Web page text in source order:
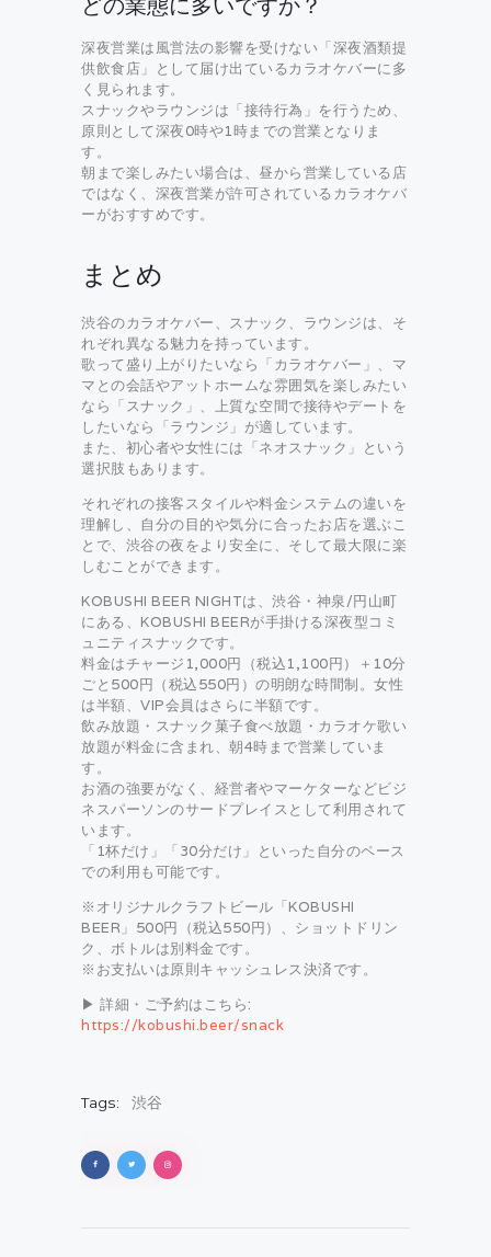
どの業態に多いですか？
深夜営業は風営法の影響を受けない「深夜酒類提
供飲食店」として届け出ているカラオケバーに多
く見られます。
スナックやラウンジは「接待行為」を行うため、
原則として深夜0時や1時までの営業となりま
す。
朝まで楽しみたい場合は、昼から営業している店
ではなく、深夜営業が許可されているカラオケバ
ーがおすすめです。
まとめ
渋谷のカラオケバー、スナック、ラウンジは、そ
れぞれ異なる魅力を持っています。
歌って盛り上がりたいなら「カラオケバー」、マ
マとの会話やアットホームな雰囲気を楽しみたい
なら「スナック」、上質な空間で接待やデートを
したいなら「ラウンジ」が適しています。
また、初心者や女性には「ネオスナック」という
選択肢もあります。
それぞれの接客スタイルや料金システムの違いを
理解し、自分の目的や気分に合ったお店を選ぶこ
とで、渋谷の夜をより安全に、そして最大限に楽
しむことができます。
KOBUSHI BEER NIGHTは、渋谷・神泉/円山町
にある、KOBUSHI BEERが手掛ける深夜型コミ
ュニティスナックです。
料金はチャージ1,000円（税込1,100円）＋10分
ごと500円（税込550円）の明朗な時間制。女性
は半額、VIP会員はさらに半額です。
飲み放題・スナック菓子食べ放題・カラオケ歌い
放題が料金に含まれ、朝4時まで営業していま
す。
お酒の強要がなく、経営者やマーケターなどビジ
ネスパーソンのサードプレイスとして利用されて
います。
「1杯だけ」「30分だけ」といった自分のペース
での利用も可能です。
※オリジナルクラフトビール「KOBUSHI
BEER」500円（税込550円）、ショットドリン
ク、ボトルは別料金です。
※お支払いは原則キャッシュレス決済です。
▶ 詳細・ご予約はこちら:
https://kobushi.beer/snack
Tags: 渋谷